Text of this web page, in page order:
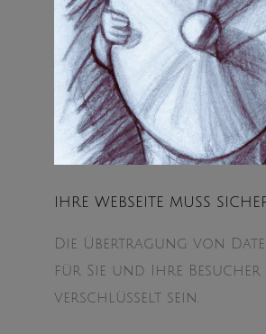
IHRE WEBSEITE MUSS
Die Übertragung von
für Sie und Ihre Besucher
verschlüsselt sein.